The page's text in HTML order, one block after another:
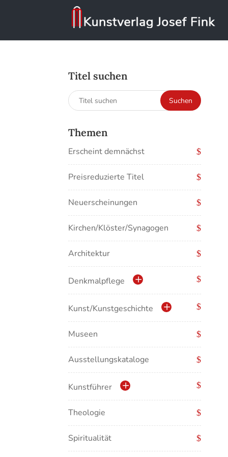
Titel suchen
Suchen
nach:
Suchen
Themen
Erscheint demnächst
Preisreduzierte Titel
Neuerscheinungen
Kirchen/Klöster/Synagogen
Architektur
Denkmalpflege
Kulturdenkmale in Baden-
Württemberg
Kunst/Kunstgeschichte
Antike/Mittelalter
Renaissance/Barock/19.
Übergreifende Darstellungen
Museen
Ausstellungskataloge
Kunstführer
Abonnement Kunstführer
Kunstführer A
Theologie
Spiritualität